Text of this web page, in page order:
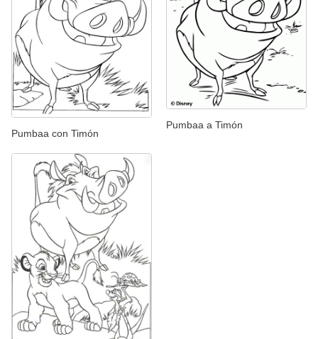
Pumbaa con Timón
Pumbaa a Timón